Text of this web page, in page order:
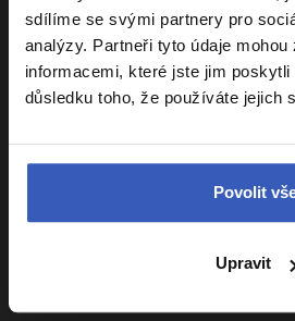
sdílíme se svými partnery pro
analýzy. Partneři tyto údaje
informacemi, které jste jim
důsledku toho, že používáte jejich
Povolit
Upravit
Sdílení
Parkování na
VIP vyzvednutí
Ptáte se
Všeobecné
Další